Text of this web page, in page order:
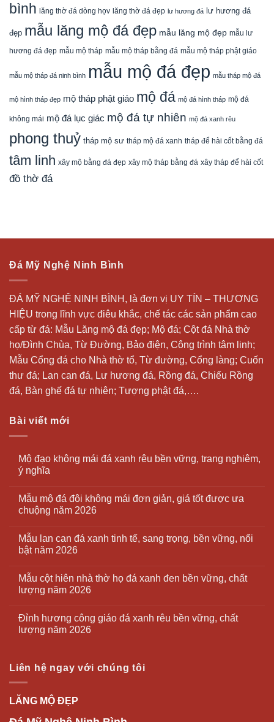
bình lăng thờ đá dòng họv lăng thờ đá đẹp lư hương đá lư hương đá
đẹp mẫu lăng mộ đá đẹp mẫu lăng mộ đẹp mẫu lư
hương đá đẹp mẫu mộ tháp mẫu mộ tháp bằng đá mẫu mộ tháp phật giáo
mẫu mộ tháp đá ninh bình mẫu mộ đá đẹp mẫu tháp mộ đá
mộ hình tháp đẹp mộ tháp phật giáo mộ đá mộ đá hình tháp mộ đá
không mái mộ đá lục giác mộ đá tự nhiên mộ đá xanh rêu
phong thuỷ tháp mộ sư tháp mộ đá xanh tháp để hài cốt bằng đá
tâm linh xây mộ bằng đá đẹp xây mộ tháp bằng đá xây tháp để hài cốt
đồ thờ đá
Đá Mỹ Nghệ Ninh Bình
ĐÁ MỸ NGHỆ NINH BÌNH, là đơn vị UY TÍN – THƯƠNG
HIỆU trong lĩnh vực điêu khắc, chế tác các sản phẩm cao
cấp từ đá: Mẫu Lăng mộ đá đẹp; Mộ đá; Cột đá Nhà thờ
họ/Đình Chùa, Từ Đường, Bảo điện, Công trình tâm linh;
Mẫu Cổng đá cho Nhà thờ tổ, Từ đường, Cổng làng; Cuốn
thư đá; Lan can đá, Lư hương đá, Rồng đá, Chiếu Rồng
đá, Bàn ghế đá tự nhiên; Tượng phật đá,….
Bài viết mới
Mộ đạo không mái đá xanh rêu bền vững, trang nghiêm,
ý nghĩa
Mẫu mộ đá đôi không mái đơn giản, giá tốt được ưa
chuộng năm 2026
Mẫu lan can đá xanh tinh tế, sang trọng, bền vững, nổi
bật năm 2026
Mẫu cột hiên nhà thờ họ đá xanh đen bền vững, chất
lượng năm 2026
Đỉnh hương công giáo đá xanh rêu bền vững, chất
lượng năm 2026
Liên hệ ngay với chúng tôi
LĂNG MỘ ĐẸP